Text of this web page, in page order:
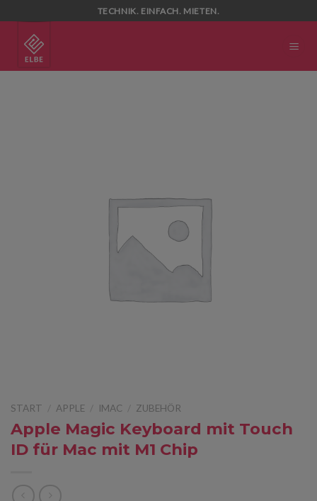
to
content
TECHNIK. EINFACH. MIETEN.
START / APPLE / IMAC / ZUBEHÖR
Apple Magic Keyboard mit Touch
ID für Mac mit M1 Chip